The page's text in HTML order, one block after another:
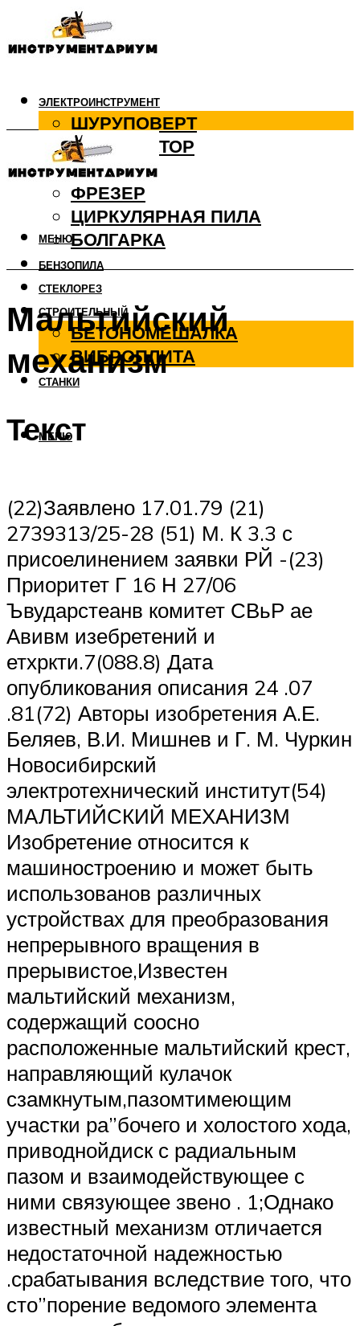
ЭЛЕКТРОИНСТРУМЕНТ
ШУРУПОВЕРТ
ПЕРФОРАТОР
ДРЕЛЬ
ФРЕЗЕР
ЦИРКУЛЯРНАЯ ПИЛА
БОЛГАРКА
БЕНЗОПИЛА
СТЕКЛОРЕЗ
СТРОИТЕЛЬНЫЙ
БЕТОНОМЕШАЛКА
ВИБРОПЛИТА
СТАНКИ
МЕНЮ
МЕНЮ
Мальтийский
механизм
Текст
(22)Заявлено 17.01.79 (21)
2739313/25-28 (51) М. К 3.3 с
присоелинением заявки РЙ -(23)
Приоритет Г 16 Н 27/06
Ъвударстеанв комитет СВьР ае
Авивм изебретений и
етхркти.7(088.8) Дата
опубликования описания 24 .07
.81(72) Авторы изобретения А.Е.
Беляев, В.И. Мишнев и Г. М. Чуркин
Новосибирский
электротехнический институт(54)
МАЛЬТИЙСКИЙ МЕХАНИЗМ
Изобретение относится к
машиностроению и может быть
использованов различных
устройствах для преобразования
непрерывного вращения в
прерывистое,Известен
мальтийский механизм,
содержащий соосно
расположенные мальтийский крест,
направляющий кулачок
сзамкнутым,пазомтимеющим
участки ра”бочего и холостого хода,
приводнойдиск с радиальным
пазом и взаимодействующее с
ними связующее звено . 1;Однако
известный механизм отличается
недостаточной надежностью
.срабатывания вследствие того, что
сто”порение ведомого элемента